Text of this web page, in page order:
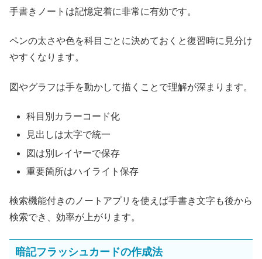
手書きノートは記憶定着に非常に有効です。
ペンの太さや色を科目ごとに決めておくと復習時に見分け
やすくなります。
図やグラフは手を動かして描くことで理解が深まります。
科目別カラーコード化
見出しは太字で統一
図は別レイヤーで保存
重要箇所はハイライト保存
検索機能付きのノートアプリを使えば手書き文字も後から
検索でき、効率が上がります。
暗記フラッシュカードの作成法